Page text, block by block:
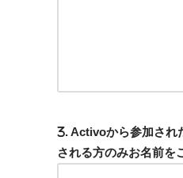
. Activoから参加され
される方のみお名前を